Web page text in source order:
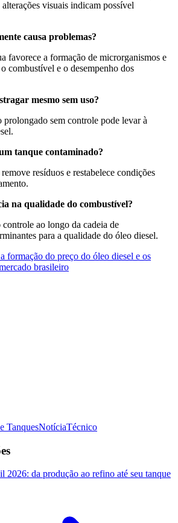
visuais indicam possível
causa problemas?
favorece a formação de microrganismos e
combustível e o desempenho dos
mesmo sem uso?
prolongado sem controle pode levar à
tanque contaminado?
resíduos e restabelece condições
na qualidade do combustível?
ao longo da cadeia de
para a qualidade do óleo diesel.
formação do preço do óleo diesel e os
brasileiro
TanquesNotíciaTécnico
2026: da produção ao refino até seu tanque